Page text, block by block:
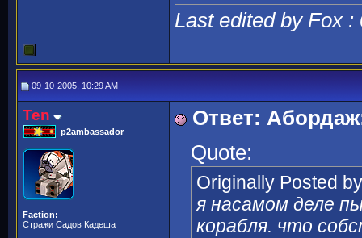
Last edited by Fox
09-10-2005, 10:29 AM
Ten
p2ambassador
Faction:
Стражи Садов Кадеша
Ответ:
Quote:
Originally Posted
я насамом деле
корабля. что